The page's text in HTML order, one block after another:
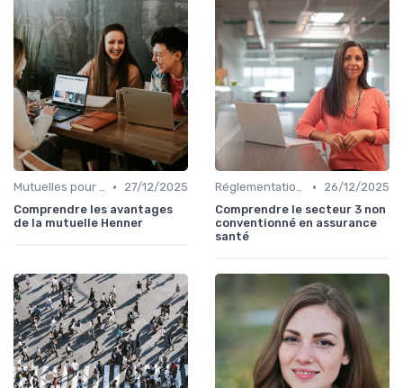
Mutuelles pour Particuliers •
27/12/2025
Comprendre les avantages
de la mutuelle Henner
Réglementations en Assurance Santé •
26/12/2025
Comprendre le secteur 3 non
conventionné en assurance
santé